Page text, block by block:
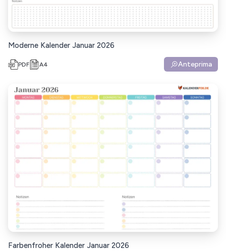
Moderne Kalender Januar 2026
PDF A4 Anteprima
Farbenfroher Kalender Januar 2026